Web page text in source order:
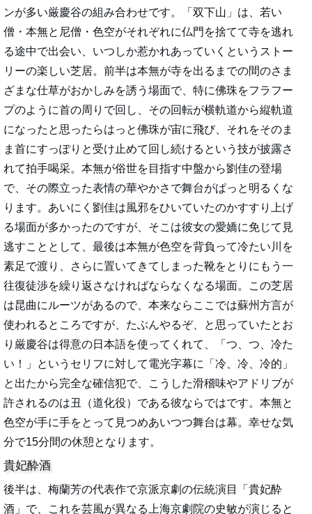
ンが多い厳慶谷の組み合わせです。「双下山」は、若い
僧・本無と尼僧・色空がそれぞれに仏門を捨てて寺を逃れ
る途中で出会い、いつしか惹かれあっていくというストー
リーの楽しい芝居。前半は本無が寺を出るまでの間のさま
ざまな仕草がおかしみを誘う場面で、特に佛珠をフラフー
プのように首の周りで回し、その回転が横軌道から縦軌道
になったと思ったらはっと佛珠が宙に飛び、それをそのま
ま首にすっぽりと受け止めて回し続けるという技が披露さ
れて拍手喝采。本無が俗世を目指す中盤から劉佳の登場
で、その際立った表情の華やかさで舞台がぱっと明るくな
ります。あいにく劉佳は風邪をひいていたのかすすり上げ
る場面が多かったのですが、そこは彼女の愛嬌に免じて見
逃すこととして、最後は本無が色空を背負って冷たい川を
素足で渡り、さらに置いてきてしまった靴をとりにもう一
往復徒渉を繰り返さなければならなくなる場面。この芝居
は昆曲にルーツがあるので、本来ならここでは蘇州方言が
使われるところですが、たぶんやるぞ、と思っていたとお
り厳慶谷は得意の日本語を使ってくれて、「つ、つ、冷た
い！」というセリフに対して電光字幕に「冷、冷、冷的」
と出たから完全な確信犯で、こうした滑稽味やアドリブが
許されるのは丑（道化役）である彼ならではです。本無と
色空が手に手をとって見つめあいつつ舞台は幕。幸せな気
分で15分間の休憩となります。
貴妃酔酒
後半は、梅蘭芳の代表作で京派京劇の伝統演目「貴妃酔
酒」で、これを芸風が異なる上海京劇院の史敏が演じると